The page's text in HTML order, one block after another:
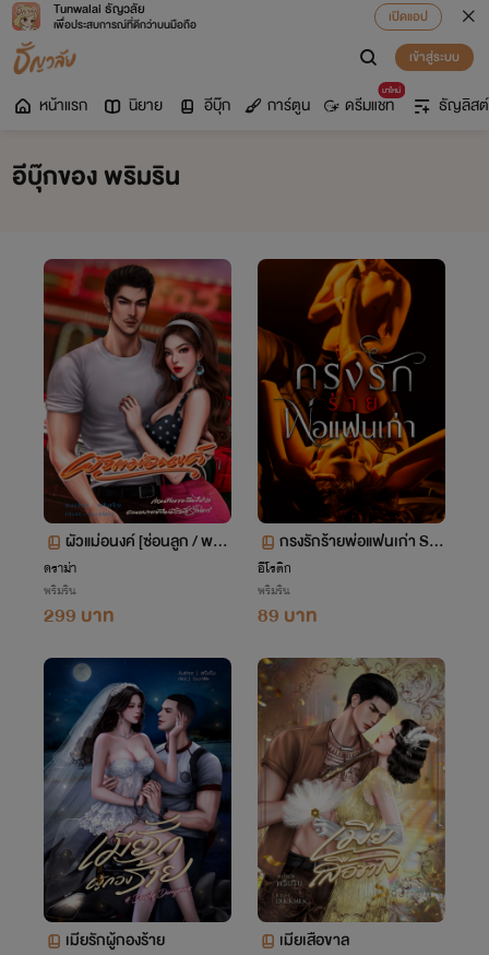
Tunwalai ธัญวลัย
เพื่อประสบการณ์ที่ดีกว่าบนมือถือ
เปิดแอป
เข้าสู่ระบบ
หน้าแรก นิยาย อีบุ๊ก การ์ตูน
มาใหม่
ดรีมแชท ธัญลิสต์
อีบุ๊กของ พริมริน
ผัวแม่อนงค์ [ซ่อนลูก / พระเ
อกเถื่อน / NC20+]
ดราม่า
พริมริน
299 บาท
กรงรักร้ายพ่อแฟนเก่า SM
20+
อีโรติก
พริมริน
89 บาท
เมียรักผู้กองร้าย เมียเสือขาล